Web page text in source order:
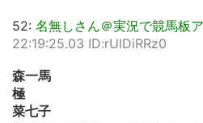
52: 名無しさん＠実況で競馬板
22:19:25.03 ID:rUlDiRRz0
森一馬
極
菜七子